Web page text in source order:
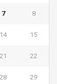
7 8
14 15
21 22
28 29